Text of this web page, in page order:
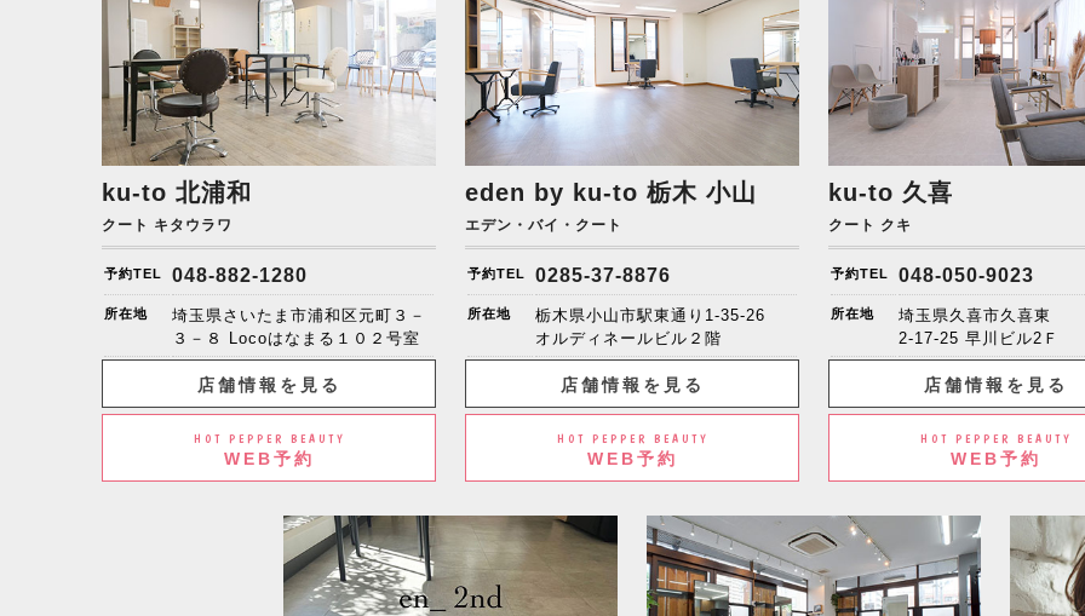
ku-to 北浦和
クート キタウラワ
予約TEL 048-882-1280
所在地
埼玉県さいたま市浦和区元町３－
３－８ Locoはなまる１０２号室
店舗情報を見る
HOT PEPPER BEAUTY
WEB予約
eden by ku-to 栃木 小山
エデン・バイ・クート
予約TEL 0285-37-8876
所在地
栃木県小山市駅東通り1-35-26
オルディネールビル２階
店舗情報を見る
HOT PEPPER BEAUTY
WEB予約
ku-to 久喜
クート クキ
予約TEL 048-050-9023
所在地
埼玉県久喜市久喜東
2-17-25 早川ビル2Ｆ
店舗情報を見る
HOT PEPPER BEAUTY
WEB予約